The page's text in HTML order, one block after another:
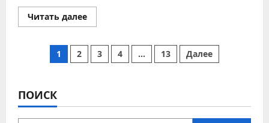
Читать далееПрочитать
больше
флот
России:
старая
войну
и
Пагинация
1 2 3 4 … 13 Далее
ПОИСК